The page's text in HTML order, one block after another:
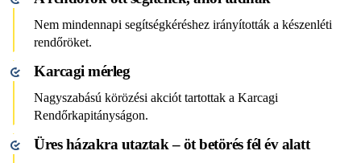
Nem mindennapi segítségkéréshez irányították a készenléti
rendőröket.
Karcagi mérleg
Nagyszabású körözési akciót tartottak a Karcagi
Rendőrkapitányságon.
Üres házakra utaztak – öt betörés fél év alatt